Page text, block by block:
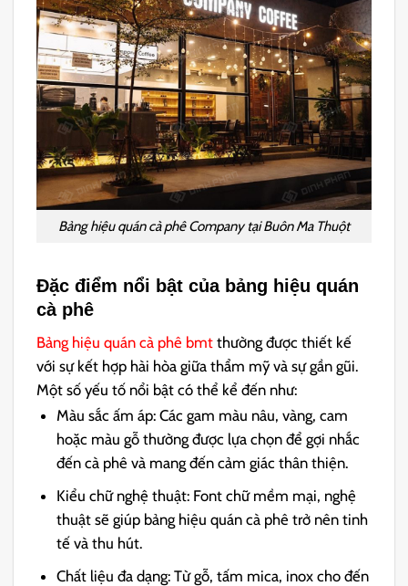
Bảng hiệu quán cà phê Company tại Buôn Ma Thuột
Đặc điểm nổi bật của bảng hiệu quán
cà phê
Bảng hiệu quán cà phê bmt thường được thiết kế
với sự kết hợp hài hòa giữa thẩm mỹ và sự gần gũi.
Một số yếu tố nổi bật có thể kể đến như:
Màu sắc ấm áp: Các gam màu nâu, vàng, cam
hoặc màu gỗ thường được lựa chọn để gợi nhắc
đến cà phê và mang đến cảm giác thân thiện.
Kiểu chữ nghệ thuật: Font chữ mềm mại, nghệ
thuật sẽ giúp bảng hiệu quán cà phê trở nên tinh
tế và thu hút.
Chất liệu đa dạng: Từ gỗ, tấm mica, inox cho đến